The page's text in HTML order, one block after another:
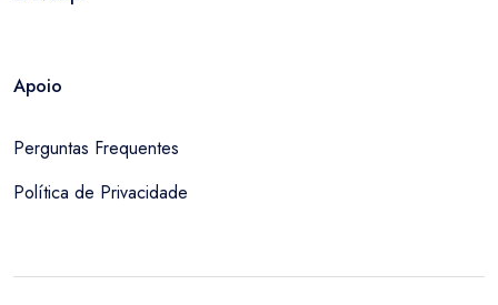
Apoio
Perguntas Frequentes
Política de Privacidade